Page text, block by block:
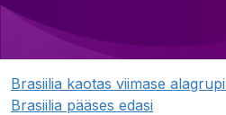
Brasiilia kaotas viimase
Brasiilia pääses edasi